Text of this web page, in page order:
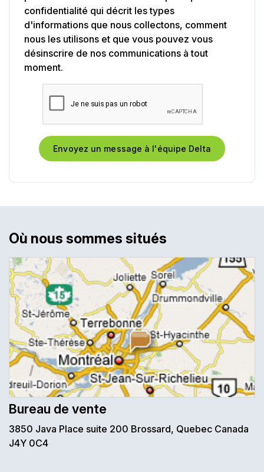
confidentialité qui décrit les types
d'informations que nous collectons, comment
nous les utilisons et que vous pouvez vous
désinscrire de nos communications à tout
moment.
Où nous sommes situés
Bureau de vente
3850 Java Place suite 200 Brossard, Quebec Canada
J4Y 0C4